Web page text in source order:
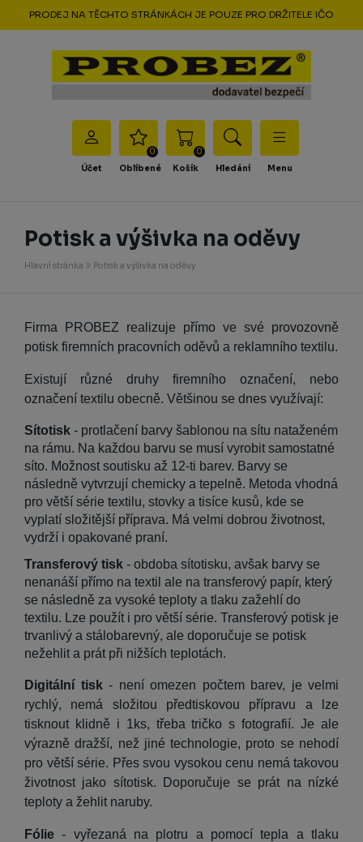
PRODEJ NA TĚCHTO STRÁNKÁCH JE POUZE PRO DRŽITELE IČO
Účet
0
Oblíbené
0
Košík
Hledání Menu
Potisk a výšivka na oděvy
Hlavní stránka Potisk a výšivka na oděvy
Firma PROBEZ realizuje přímo ve své provozovně
potisk firemních pracovních oděvů a reklamního textilu.
Existují různé druhy firemního označení, nebo
označení textilu obecně. Většinou se dnes využívají:
Sítotisk - protlačení barvy šablonou na sítu nataženém
na rámu. Na každou barvu se musí vyrobit samostatné
síto. Možnost soutisku až 12-ti barev. Barvy se
následně vytvrzují chemicky a tepelně. Metoda vhodná
pro větší série textilu, stovky a tisíce kusů, kde se
vyplatí složitější příprava. Má velmi dobrou životnost,
vydrží i opakované praní.
Transferový tisk - obdoba sítotisku, avšak barvy se
nenanáší přímo na textil ale na transferový papír, který
se následně za vysoké teploty a tlaku zažehlí do
textilu. Lze použít i pro větší série. Transferový potisk je
trvanlivý a stálobarevný, ale doporučuje se potisk
nežehlit a prát při nižších teplotách.
Digitální tisk- není omezen počtem barev, je velmi
rychlý, nemá složitou předtiskovou přípravu a lze
tisknout klidně i 1ks, třeba tričko s fotografií. Je ale
výrazně dražší, než jiné technologie, proto se nehodí
pro větší série. Přes svou vysokou cenu nemá takovou
životnost jako sítotisk. Doporučuje se prát na nízké
teploty a žehlit naruby.
Fólie- vyřezaná na plotru a pomocí tepla a tlaku